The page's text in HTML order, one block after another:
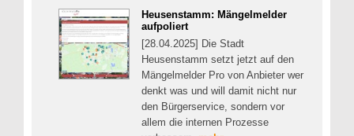
Heusenstamm: Mängelmelder
aufpoliert
[28.04.2025] Die Stadt
Heusenstamm setzt jetzt auf den
Mängelmelder Pro von Anbieter wer
denkt was und will damit nicht nur
den Bürgerservice, sondern vor
allem die internen Prozesse